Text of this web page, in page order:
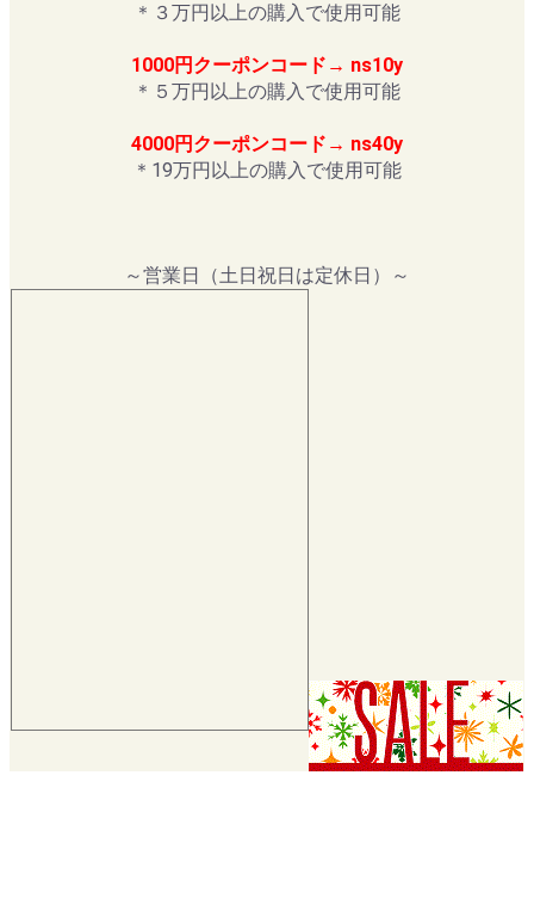
＊３万円以上の購入で使用可能
1000円クーポンコード→ ns10y
＊５万円以上の購入で使用可能
4000円クーポンコード→ ns40y
＊19万円以上の購入で使用可能
～営業日（土日祝日は定休日）～